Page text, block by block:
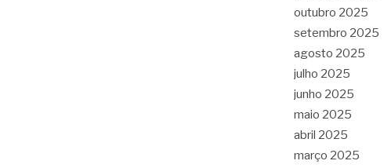
outubro 2025
setembro 2025
agosto 2025
julho 2025
junho 2025
maio 2025
abril 2025
março 2025